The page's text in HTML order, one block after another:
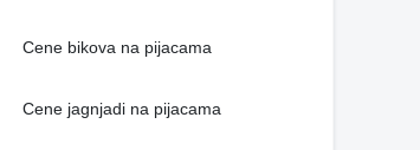
Cene bikova na pijacama
Cene jagnjadi na pijacama